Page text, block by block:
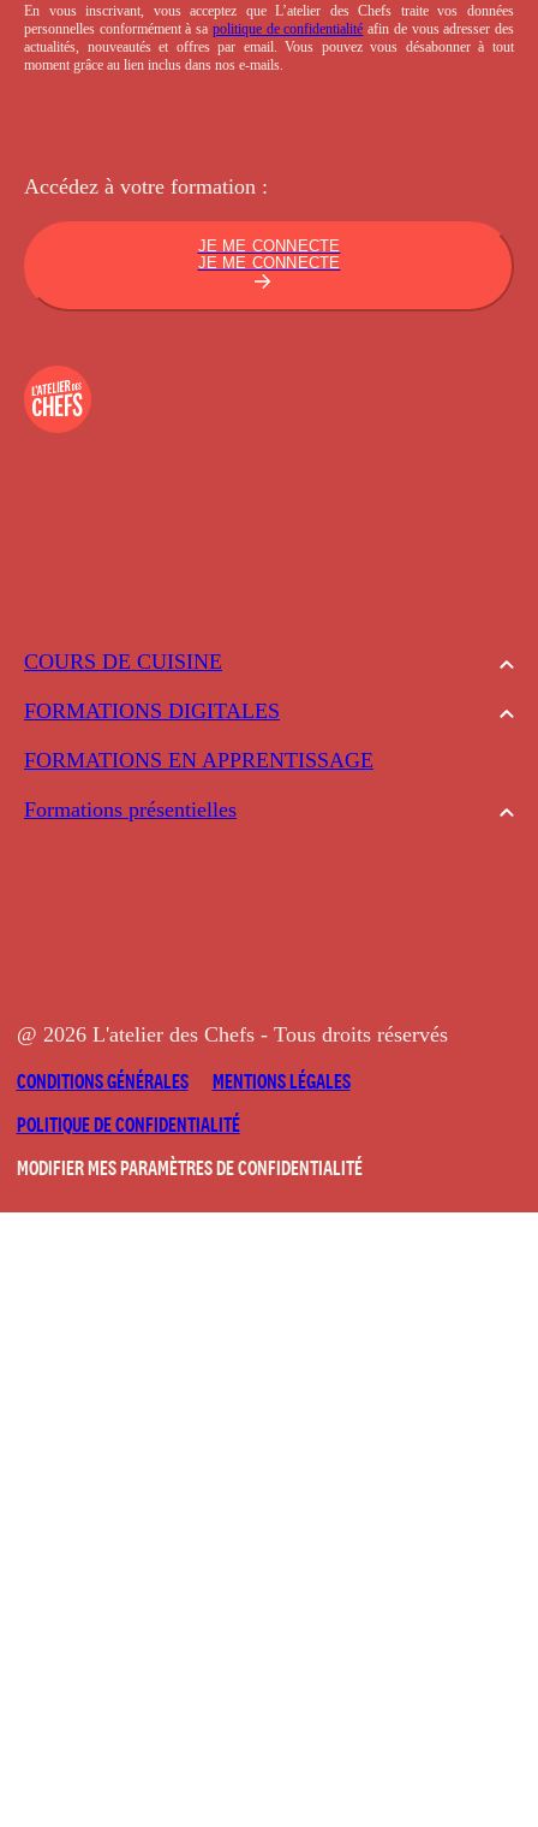
COURS DE CUISINE
FORMATIONS DIGITALES
FORMATIONS EN APPRENTISSAGE
Formations présentielles
En vous inscrivant, vous acceptez que L’atelier des Chefs traite vos données
personnelles conformément à sa politique de confidentialité afin de vous adresser des
actualités, nouveautés et offres par email. Vous pouvez vous désabonner à tout
moment grâce au lien inclus dans nos e-mails.
Accédez à votre formation :
JE ME CONNECTE
JE ME CONNECTE
@ 2026 L'atelier des Chefs - Tous droits réservés
CONDITIONS GÉNÉRALES
MENTIONS LÉGALES
POLITIQUE DE CONFIDENTIALITÉ
MODIFIER MES PARAMÈTRES DE CONFIDENTIALITÉ